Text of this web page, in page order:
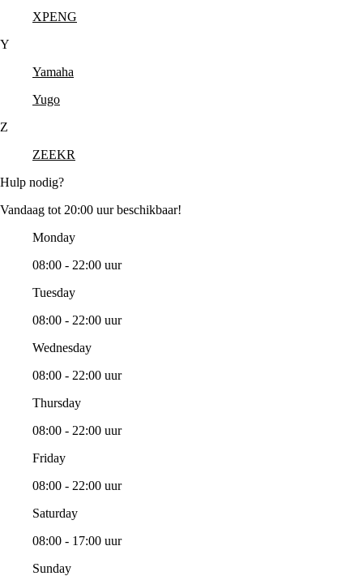
XPENG
Y
Yamaha
Yugo
Z
ZEEKR
Hulp nodig?
Vandaag tot 20:00 uur beschikbaar!
Monday
08:00 - 22:00 uur
Tuesday
08:00 - 22:00 uur
Wednesday
08:00 - 22:00 uur
Thursday
08:00 - 22:00 uur
Friday
08:00 - 22:00 uur
Saturday
08:00 - 17:00 uur
Sunday